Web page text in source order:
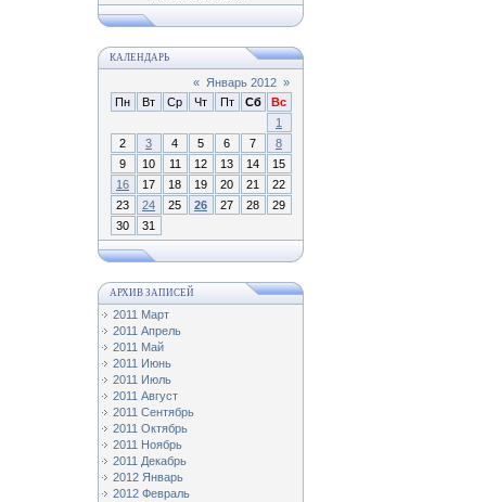
КАЛЕНДАРЬ
« Январь 2012 »
Пн
Вт Ср Чт Пт Сб
Вс
1
2
3 4 5 6 7
8
9
10 11 12 13 14
15
16
17 18 19 20 21
22
23
24 25 26 27 28
29
30
31
АРХИВ ЗАПИСЕЙ
2011 Март
2011 Апрель
2011 Май
2011 Июнь
2011 Июль
2011 Август
2011 Сентябрь
2011 Октябрь
2011 Ноябрь
2011 Декабрь
2012 Январь
2012 Февраль